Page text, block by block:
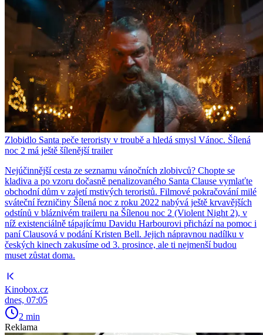
Zlobidlo Santa peče teroristy v troubě a hledá smysl Vánoc. Šílená
noc 2 má ještě šílenější trailer
Nejúčinnější cesta ze seznamu vánočních zlobivců? Chopte se
kladiva a po vzoru dočasně penalizovaného Santa Clause vymlaťte
obchodní dům v zajetí mstivých teroristů. Filmové pokračování milé
sváteční řezničiny Šílená noc z roku 2022 nabývá ještě krvavějších
odstínů v bláznivém traileru na Šílenou noc 2 (Violent Night 2), v
níž existenciálně tápajícímu Davidu Harbourovi přichází na pomoc i
paní Clausová v podání Kristen Bell. Jejich nápravnou nadílku v
českých kinech zakusíme od 3. prosince, ale ti nejmenší budou
muset zůstat doma.
Kinobox.cz
dnes, 07:05
2 min
Reklama